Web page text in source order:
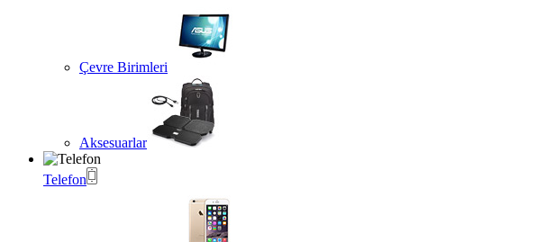
Çevre Birimleri
Aksesuarlar
Telefon